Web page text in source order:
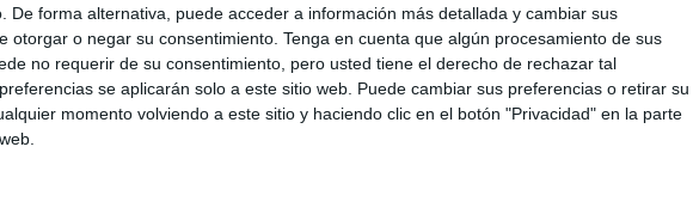
De forma alternativa, puede acceder a información más detallada y cambiar sus
otorgar o negar su consentimiento. Tenga en cuenta que algún procesamiento de sus
no requerir de su consentimiento, pero usted tiene el derecho de rechazar tal
se aplicarán solo a este sitio web. Puede cambiar sus preferencias o retirar su
momento volviendo a este sitio y haciendo clic en el botón "Privacidad" en la parte
desde el día 16 de julio", prosigue el